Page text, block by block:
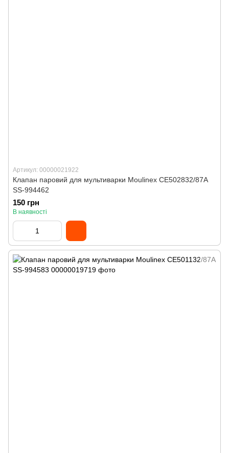
Артикул: 00000021922
Клапан паровий для мультиварки Moulinex CE502832/87A
SS-994462
150 грн
В наявності